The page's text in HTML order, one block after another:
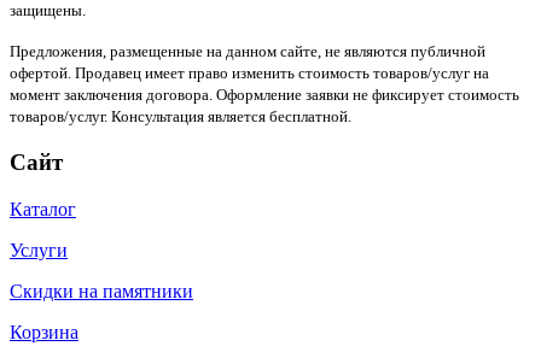
защищены.
Предложения, размещенные на данном сайте, не являются публичной
офертой. Продавец имеет право изменить стоимость товаров/услуг на
момент заключения договора. Оформление заявки не фиксирует стоимость
товаров/услуг. Консультация является бесплатной.
Сайт
Каталог
Услуги
Скидки на памятники
Корзина